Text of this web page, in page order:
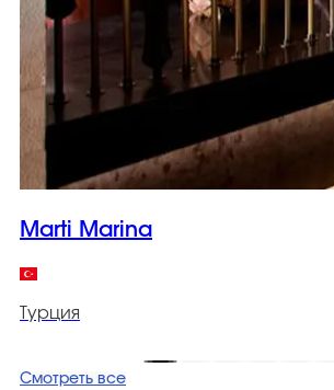
Marti Marina
Турция
Смотреть все